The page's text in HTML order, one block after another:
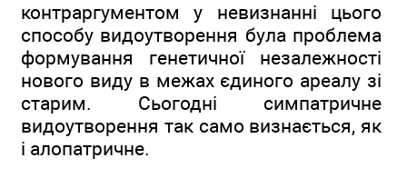
контраргументом у невизнанні цього
способу видоутворення була проблема
формування генетичної незалежності
нового виду в межах єдиного ареалу зі
старим. Сьогодні симпатричне
видоутворення так само визнається, як
і алопатричне.